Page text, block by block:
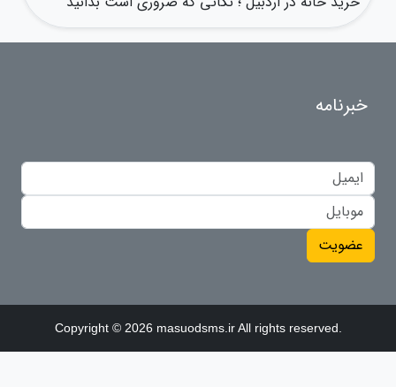
خبرنامه
عضویت
Copyright © 2026 masuodsms.ir All rights reserved.